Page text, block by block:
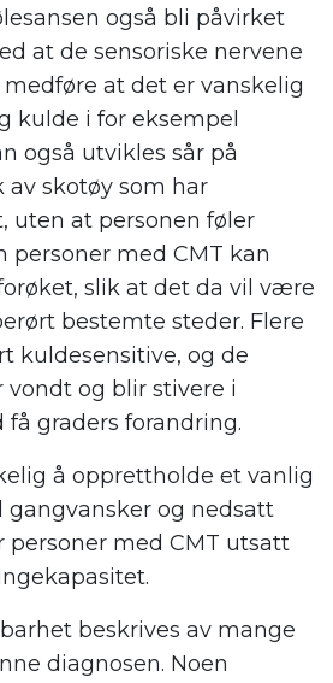
også bli påvirket
at de sensoriske nervene
at det er vanskelig
kulde i for eksempel
også utvikles sår på
skotøy som har
uten at personen føler
personer med CMT kan
slik at det da vil være
bestemte steder. Flere
kuldesensitive, og de
vondt og blir stivere i
få graders forandring.
å opprettholde et vanlig
og nedsatt
personer med CMT utsatt
beskrives av mange
diagnosen. Noen